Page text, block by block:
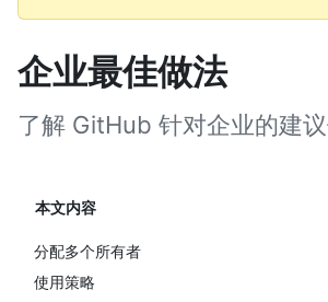
企业最佳做法
了解 GitHub 针对企业的建议
本文内容
分配多个所有者
使用策略